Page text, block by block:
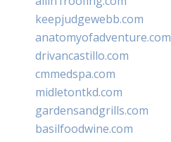
keepjudgewebb.com
anatomyofadventure.com
drivancastillo.com
cmmedspa.com
midletontkd.com
gardensandgrills.com
basilfoodwine.com